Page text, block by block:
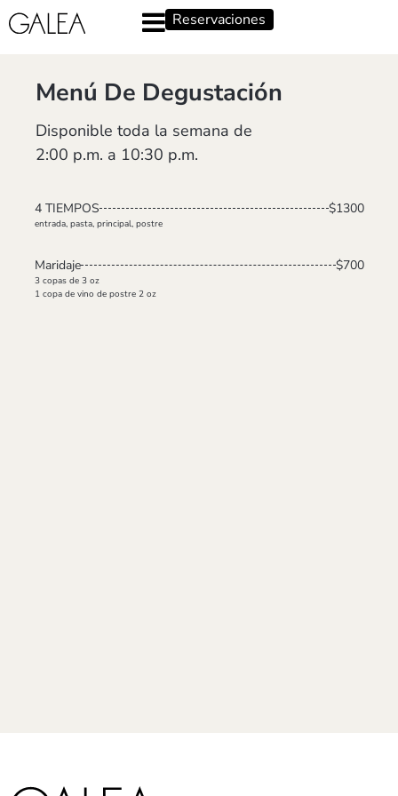
Reservaciones
Menú De Degustación
Disponible toda la semana de
2:00 p.m. a 10:30 p.m.
4 TIEMPOS $1300
entrada, pasta, principal, postre
Maridaje $700
3 copas de 3 oz
1 copa de vino de postre 2 oz